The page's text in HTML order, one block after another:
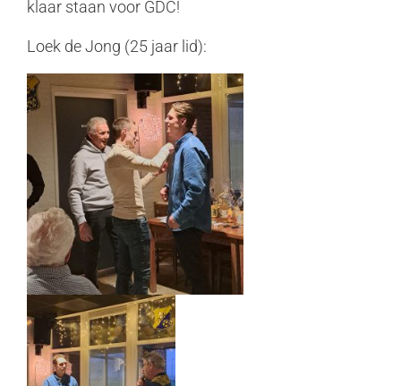
klaar staan voor GDC!
Loek de Jong (25 jaar lid):